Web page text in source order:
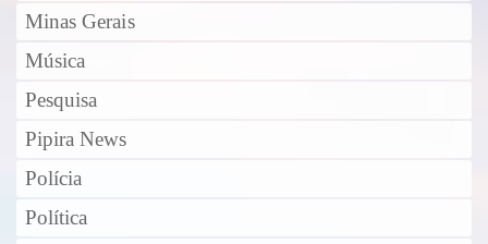
Minas Gerais
Música
Pesquisa
Pipira News
Polícia
Política